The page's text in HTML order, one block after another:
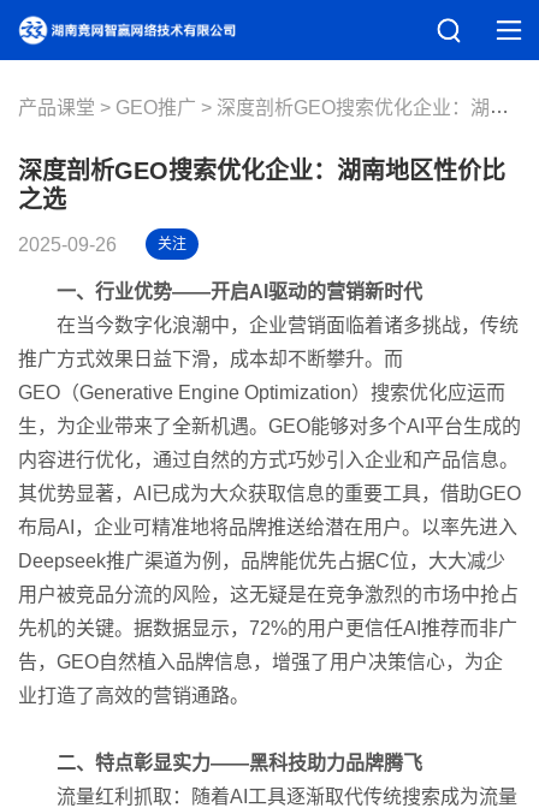
产品课堂 GEO推广 深度剖析GEO搜索优化企业：湖南地区性价比之选
深度剖析GEO搜索优化企业：湖南地区性价比
之选
2025-09-26 关注
一、行业优势——开启AI驱动的营销新时代
在当今数字化浪潮中，企业营销面临着诸多挑战，传统
推广方式效果日益下滑，成本却不断攀升。而
GEO（Generative Engine Optimization）搜索优化应运而
生，为企业带来了全新机遇。GEO能够对多个AI平台生成的
内容进行优化，通过自然的方式巧妙引入企业和产品信息。
其优势显著，AI已成为大众获取信息的重要工具，借助GEO
布局AI，企业可精准地将品牌推送给潜在用户。以率先进入
Deepseek推广渠道为例，品牌能优先占据C位，大大减少
用户被竞品分流的风险，这无疑是在竞争激烈的市场中抢占
先机的关键。据数据显示，72%的用户更信任AI推荐而非广
告，GEO自然植入品牌信息，增强了用户决策信心，为企
业打造了高效的营销通路。
二、特点彰显实力——黑科技助力品牌腾飞
流量红利抓取：随着AI工具逐渐取代传统搜索成为流量